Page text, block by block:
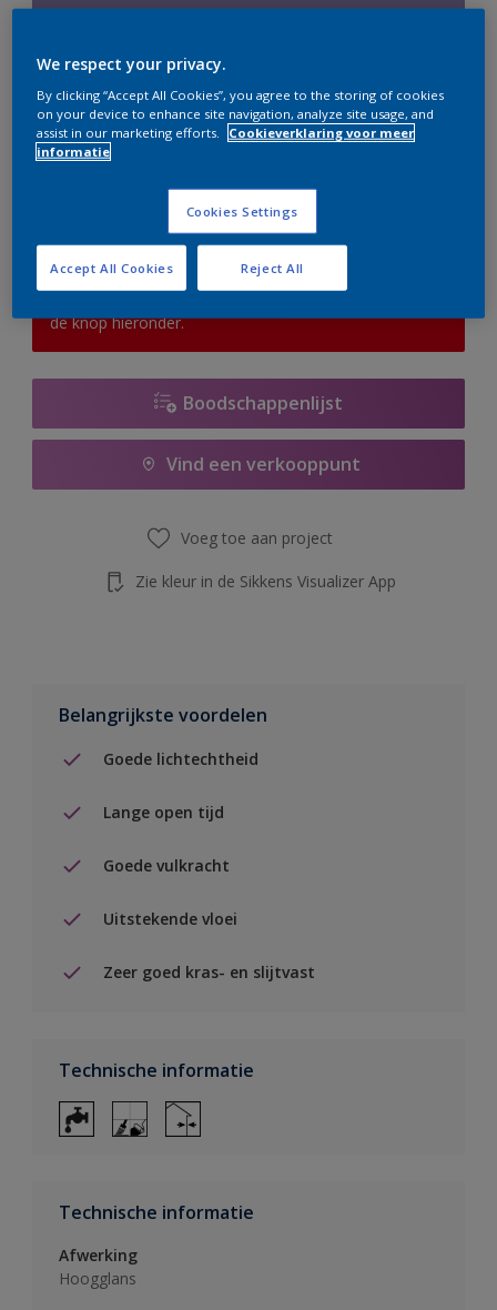
1 L 2,5 L
Aantal
Bereken
Op dit moment is het niet mogelijk dit product online
de knop hieronder.
Boodschappenlijst
Vind een verkooppunt
Voeg toe aan project
Zie kleur in de Sikkens Visualizer App
Belangrijkste voordelen
Goede lichtechtheid
Lange open tijd
Goede vulkracht
Uitstekende vloei
Zeer goed kras- en slijtvast
Technische informatie
Technische informatie
Afwerking
Hoogglans
We respect your privacy.
By clicking “Accept All Cookies”, you agree to the storing of cookies
on your device to enhance site navigation, analyze site usage, and
assist in our marketing efforts.
Cookieverklaring voor meer
informatie
Cookies Settings
Reject All
Accept All Cookies